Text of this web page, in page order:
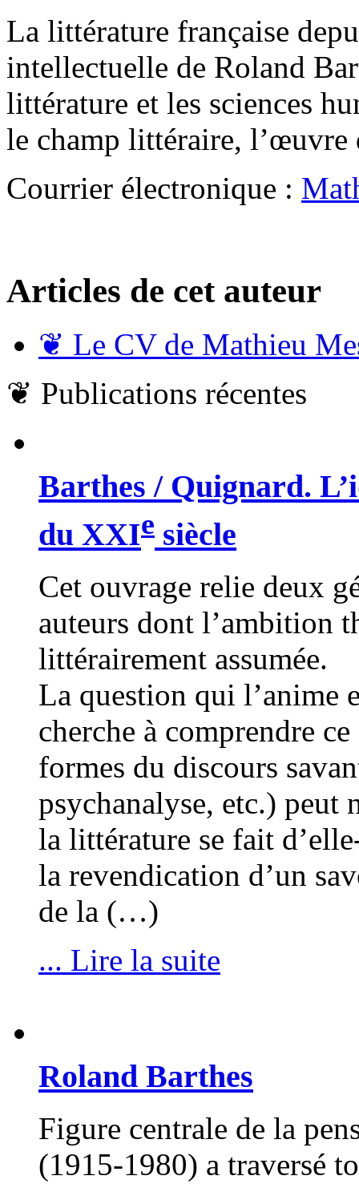
La littérature française
intellectuelle de Roland
littérature et les sciences
le champ littéraire, l’œuvre
Courrier électronique :
Articles de cet auteur
❦ Le CV de Mathieu
❦ Publications récentes
Barthes / Quignard.
du XXIe siècle
Cet ouvrage relie deux
auteurs dont l’ambition
littérairement assumée.
La question qui l’anime
cherche à comprendre
formes du discours
psychanalyse, etc.) peut
la littérature se fait
la revendication d’un
de la (…)
... Lire la suite
Roland Barthes
Figure centrale de la
(1915-1980) a traversé